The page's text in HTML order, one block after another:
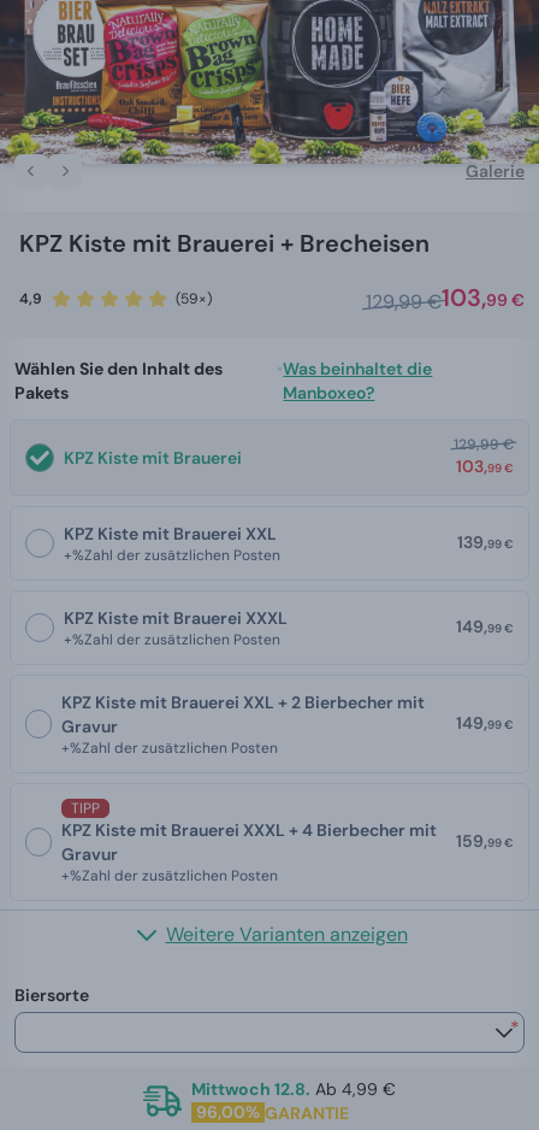
Galerie
KPZ Kiste mit Brauerei + Brecheisen
4,9 (59×) 129,99 €103,99 €
Wählen Sie den Inhalt des
Pakets
•Was beinhaltet die
Manboxeo?
KPZ Kiste mit Brauerei
129,99 €
103,99 €
KPZ Kiste mit Brauerei XXL
+%Zahl der zusätzlichen Posten
139,99 €
KPZ Kiste mit Brauerei XXXL
+%Zahl der zusätzlichen Posten
149,99 €
KPZ Kiste mit Brauerei XXL + 2 Bierbecher mit
Gravur
+%Zahl der zusätzlichen Posten
149,99 €
TIPP
KPZ Kiste mit Brauerei XXXL + 4 Bierbecher mit
Gravur
+%Zahl der zusätzlichen Posten
159,99 €
Weitere Varianten anzeigen
Biersorte
*
Mittwoch 12.8. Ab 4,99 €
96,00% GARANTIE